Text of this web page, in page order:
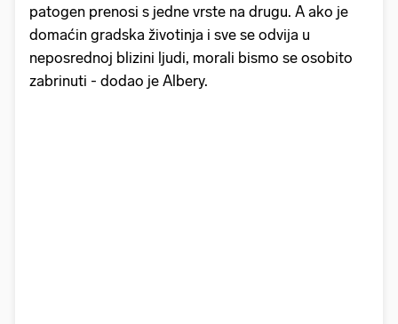
patogen prenosi s jedne vrste na drugu. A ako je
domaćin gradska životinja i sve se odvija u
neposrednoj blizini ljudi, morali bismo se osobito
zabrinuti - dodao je Albery.